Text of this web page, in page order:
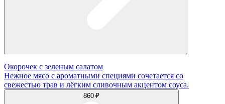
Окорочек с зеленым салатом
Нежное мясо с ароматными специями сочетается со
свежестью трав и лёгким сливочным акцентом соуса.
860 ₽